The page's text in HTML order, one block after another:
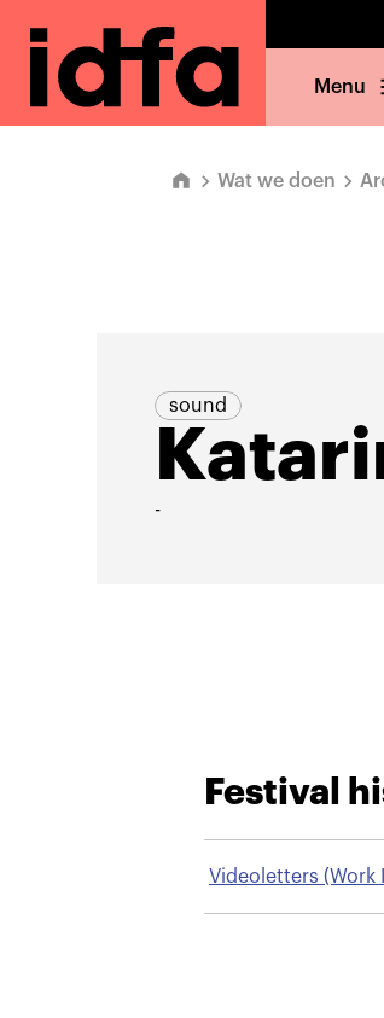
Menu
Wat we doen
sound
-
Festival
Videoletters (Work